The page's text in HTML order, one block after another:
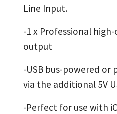
Line Input.
-1 x Professional
output
-USB bus-powered
via the additional 5V
-Perfect for use with